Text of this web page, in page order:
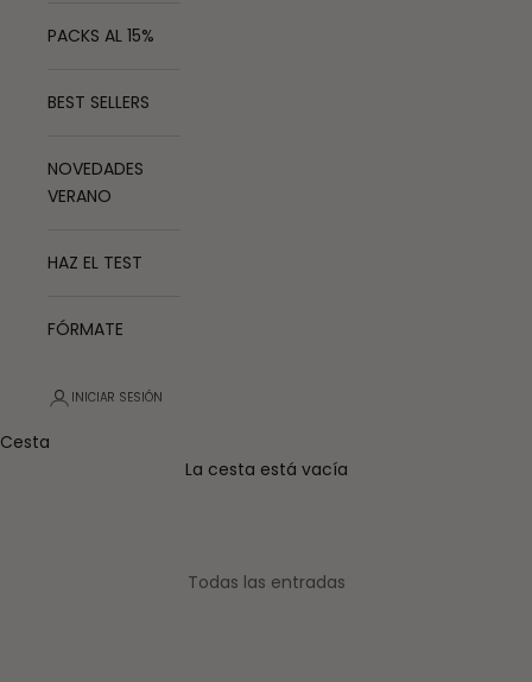
PACKS AL 15%
BEST SELLERS
NOVEDADES
VERANO
HAZ EL TEST
FÓRMATE
INICIAR SESIÓN
Cesta
La cesta está vacía
Todas las entradas